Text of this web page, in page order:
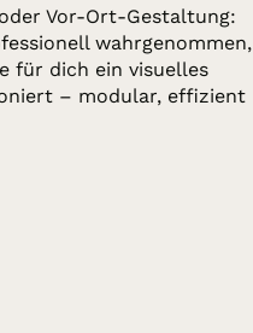
Vor-Ort-Gestaltung:
wahrgenommen,
für dich ein visuelles
– modular, effizient